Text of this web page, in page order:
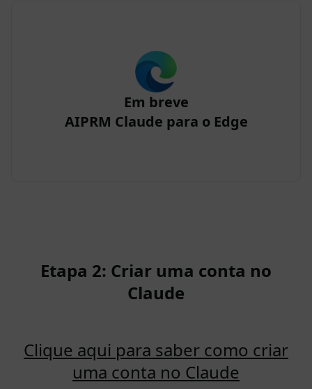
Em breve
AIPRM Claude para o Edge
Etapa 2: Criar uma conta no
Claude
Clique aqui para saber como criar
uma conta no Claude